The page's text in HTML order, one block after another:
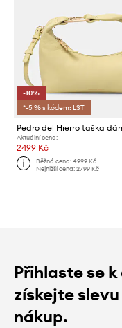
-10%
*-5 % s kódem: LST
Pedro del Hierro taška
Aktuální cena:
2499 Kč
Běžná cena:4999 Kč
Nejnižší cena:2799 Kč
Přihlaste se
získejte slevu
nákup.